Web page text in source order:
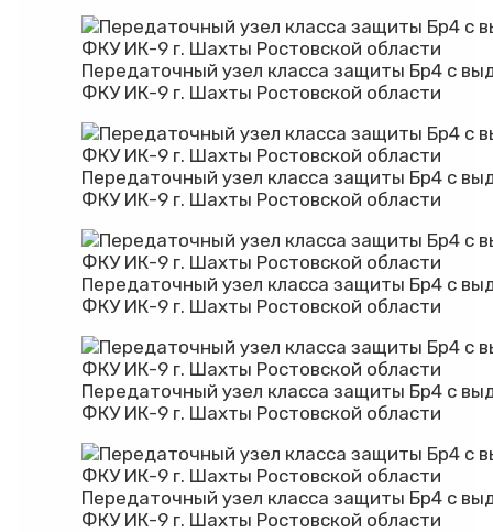
Передаточный узел класса защиты Бр4 с
ФКУ ИК-9 г. Шахты Ростовской области
Передаточный узел класса защиты Бр4 с
ФКУ ИК-9 г. Шахты Ростовской области
Передаточный узел класса защиты Бр4 с
ФКУ ИК-9 г. Шахты Ростовской области
Передаточный узел класса защиты Бр4 с
ФКУ ИК-9 г. Шахты Ростовской области
Передаточный узел класса защиты Бр4 с
ФКУ ИК-9 г. Шахты Ростовской области